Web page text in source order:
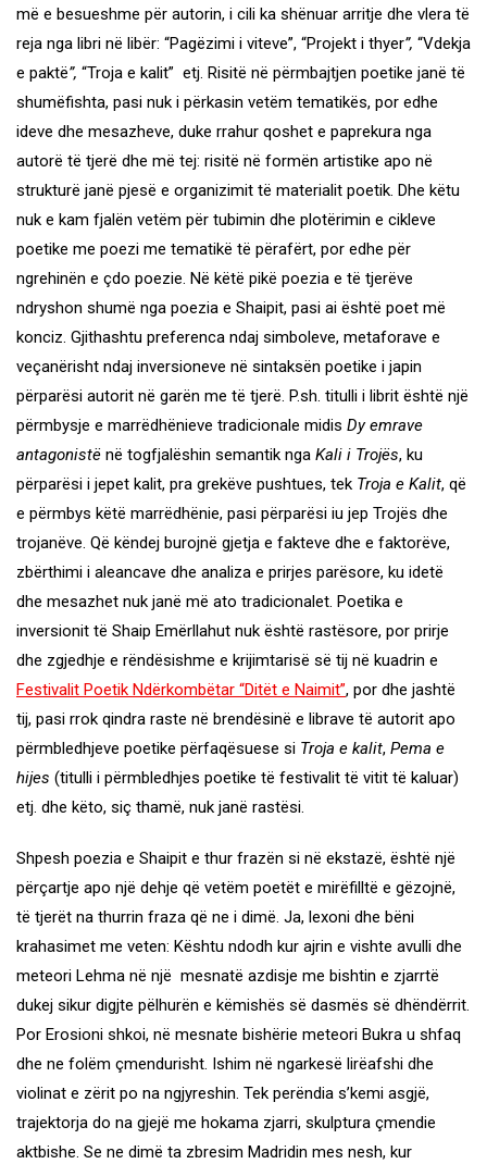
më e besueshme për autorin, i cili ka shënuar arritje dhe vlera të
reja nga libri në libër: “Pagëzimi i viteve”, “Projekt i thyer”, “Vdekja
e paktë”, “Troja e kalit” etj. Risitë në përmbajtjen poetike janë të
shumëfishta, pasi nuk i përkasin vetëm tematikës, por edhe
ideve dhe mesazheve, duke rrahur qoshet e paprekura nga
autorë të tjerë dhe më tej: risitë në formën artistike apo në
strukturë janë pjesë e organizimit të materialit poetik. Dhe këtu
nuk e kam fjalën vetëm për tubimin dhe plotërimin e cikleve
poetike me poezi me tematikë të përafërt, por edhe për
ngrehinën e çdo poezie. Në këtë pikë poezia e të tjerëve
ndryshon shumë nga poezia e Shaipit, pasi ai është poet më
konciz. Gjithashtu preferenca ndaj simboleve, metaforave e
veçanërisht ndaj inversioneve në sintaksën poetike i japin
përparësi autorit në garën me të tjerë. P.sh. titulli i librit është një
përmbysje e marrëdhënieve tradicionale midis Dy emrave
antagonistë në togfjalëshin semantik nga Kali i Trojës, ku
përparësi i jepet kalit, pra grekëve pushtues, tek Troja e Kalit, që
e përmbys këtë marrëdhënie, pasi përparësi iu jep Trojës dhe
trojanëve. Që këndej burojnë gjetja e fakteve dhe e faktorëve,
zbërthimi i aleancave dhe analiza e prirjes parësore, ku idetë
dhe mesazhet nuk janë më ato tradicionalet. Poetika e
inversionit të Shaip Emërllahut nuk është rastësore, por prirje
dhe zgjedhje e rëndësishme e krijimtarisë së tij në kuadrin e
Festivalit Poetik Ndërkombëtar “Ditët e Naimit”, por dhe jashtë
tij, pasi rrok qindra raste në brendësinë e librave të autorit apo
përmbledhjeve poetike përfaqësuese si Troja e kalit, Pema e
hijes (titulli i përmbledhjes poetike të festivalit të vitit të kaluar)
etj. dhe këto, siç thamë, nuk janë rastësi.
Shpesh poezia e Shaipit e thur frazën si në ekstazë, është një
përçartje apo një dehje që vetëm poetët e mirëfilltë e gëzojnë,
të tjerët na thurrin fraza që ne i dimë. Ja, lexoni dhe bëni
krahasimet me veten: Kështu ndodh kur ajrin e vishte avulli dhe
meteori Lehma në një mesnatë azdisje me bishtin e zjarrtë
dukej sikur digjte pëlhurën e këmishës së dasmës së dhëndërrit.
Por Erosioni shkoi, në mesnate bishërie meteori Bukra u shfaq
dhe ne folëm çmendurisht. Ishim në ngarkesë lirëafshi dhe
violinat e zërit po na ngjyreshin. Tek perëndia s’kemi asgjë,
trajektorja do na gjejë me hokama zjarri, skulptura çmendie
aktbishe. Se ne dimë ta zbresim Madridin mes nesh, kur